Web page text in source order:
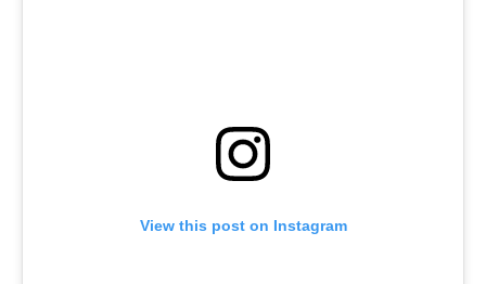
View this post on Instagram